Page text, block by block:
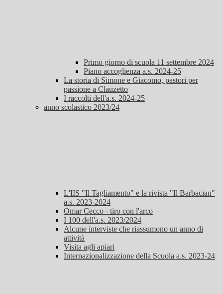
Primo giorno di scuola 11 settembre 2024
Piano accoglienza a.s. 2024-25
La storia di Simone e Giacomo, pastori per
passione a Clauzetto
I raccolti dell'a.s. 2024-25
anno scolastico 2023/24
L'IIS "Il Tagliamento" e la rivista "Il Barbacian"
a.s. 2023-2024
Omar Cecco - tiro con l'arco
I 100 dell'a.s. 2023/2024
Alcune interviste che riassumono un anno di
attività
Visita agli apiari
Internazionalizzazione della Scuola a.s. 2023-24